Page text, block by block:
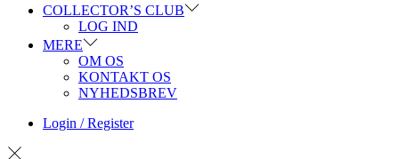
COLLECTOR’S CLUB
LOG IND
MERE
OM OS
KONTAKT OS
NYHEDSBREV
Login / Register